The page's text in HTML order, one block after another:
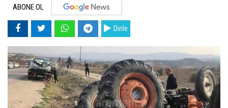
ABONE OL
Dinle